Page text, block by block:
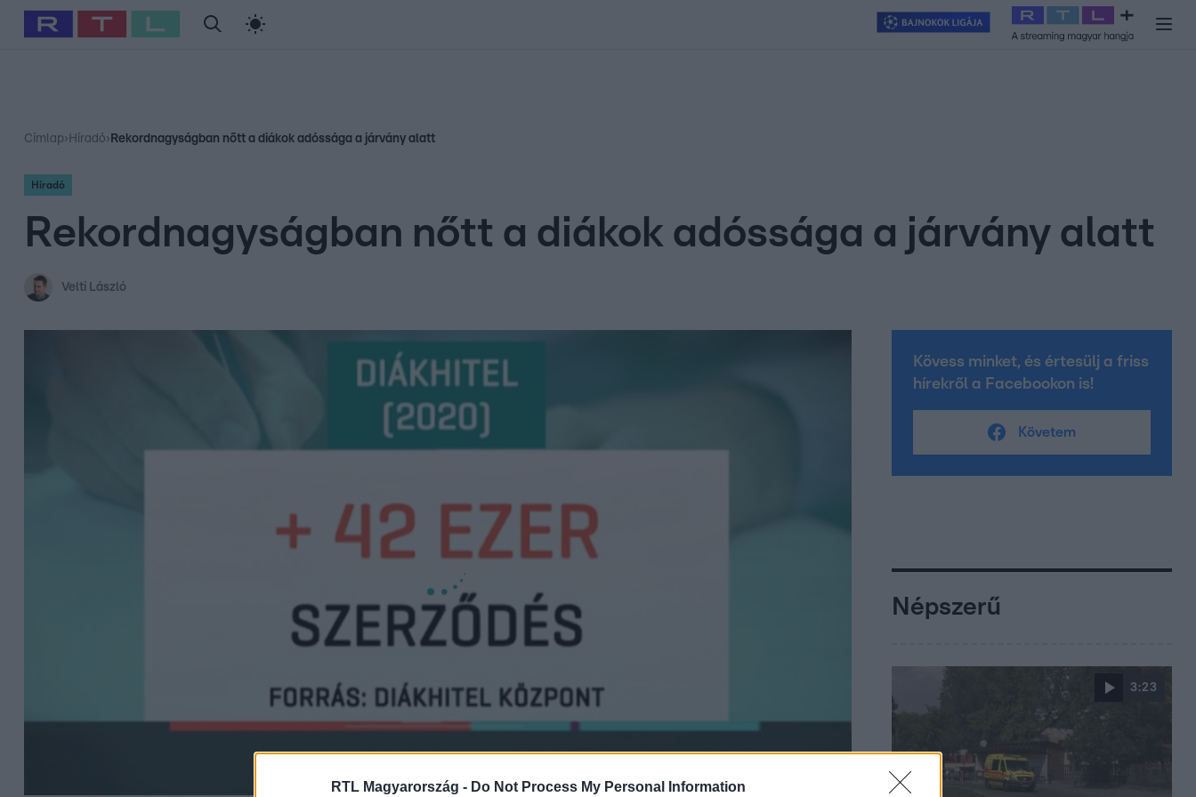
RTL Magyarország - Do Not Process My Personal Information
Babits Marcella Szellő István Most Wanted Exek csatája 2026 Celeb vagyok, ments ki innen
Címlap› Híradó› Rekordnagyságban nőtt a diákok adóssága a járvány alatt
Híradó
Rekordnagyságban nőtt a diákok adóssága a járvány alatt
Velti László
Kövess minket, és értesülj a friss
hírekről a Facebookon is!
Követem
Népszerű
3:23